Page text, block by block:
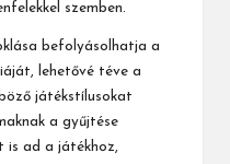
szemben.
befolyásolhatja a
lehetővé téve a
játékstílusokat
a gyűjtése
is ad a játékhoz,